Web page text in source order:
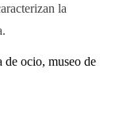
la
de ocio, museo de